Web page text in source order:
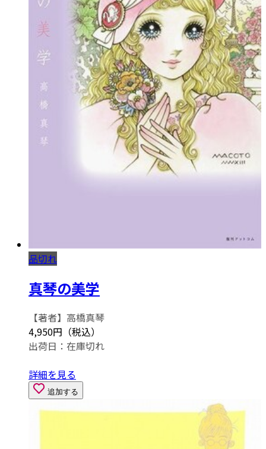
品切れ
真琴の美学
【著者】高橋真琴
4,950円（税込）
出荷日： 在庫切れ
詳細を見る
追加する